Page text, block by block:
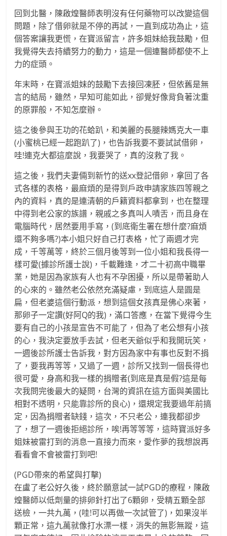
回到北醫，陳啟煌醫師表明沒有任何藥物可以改變這個
問題，除了借卵就是不停的再試，一直到成功為止，這
個答案讓我更慌，在寶派留言，許多姐妹給我鼓勵，但
我覺得失去持續努力的動力，這是一個連醫師都使不上
力的症頭。
年末時，在寶派姐妹的鼓勵下去接回凍胚，但依舊是無
言的結局，雖然，早知可能如此，卻覺好像背負著沈重
的原罪般，不知怎麼辦。
這之後參與王功的花蛤趴，和美麗的長腿辣媽克大一車
(小蜜桃已經一起跑趴了)，也告訴我要不要試試借卵，
哇!連克大都這麼說，我要哭了，真的沒救了我。
這之後，我們夫妻倆到新竹的送xx登記借卵，拿回了各
式各樣的表格，最麻煩的是得到戶政申請家族四等親之
內的資料，真的是連清朝的戶籍資料都拿到，也在整理
中得到老公家的族譜，親戚之多真叫人嘖舌，而且身在
電腦時代，居然要用手寫，(到底衛生署在想什麼?麻煩
還不夠多嗎?)本小姐只好自己打表格，忙了兩週才完
成，千等萬等，終於三個月後等到一位小姐和我長得一
樣可愛(據診所護士說)，千載難逢，才二十初高中職畢
業，她是因為家族有人也有不孕困擾，所以是帶著助人
的心來的。雖然老公依然充滿疑慮，到底這人是圓是
扁，但老婆這個行動派，想到這個女孩真是佛心來著，
那卵子一定讚(好阿Q的我)，滿口答應，在當下覺得今生
要有自己的小孩是宣告不可能了，但為了老公想有小孩
的心，我決定要放手去試，但老天爺似乎和我開玩笑，
一週後診所護士告訴我，對方因為家中有事也反對不捐
了，要我再等等，又過了一週，診所又找到一個長得也
很可愛，身高和我一樣的捐贈者(到底是真是假?這是每
次我問完後最大的疑問，台灣的資訊在這方面與美國比
相對不透明，只能靠診所的良心)，還規定我要過年前搞
定，因為捐贈者缺錢，這次，不只老公，連我都卻步
了，想了一週後拒絕診所，唉!再等等等，這時寶派好多
姐妹被雷打到的消息一直接力而來，愛作夢的我想說再
看看會不會被雷打到吧!
(PGD帶來的希望與打擊)
在盧了老公好久後，終於願意試一試PGD的療程，陳啟
煌醫師以低劑量的排卵針打出了6顆卵，受精五顆全部
送檢，一共九萬，(哇!可以再做一次試管了)，如果沒半
顆正常，這九萬就像打水漂一樣，消失的無影無蹤，這